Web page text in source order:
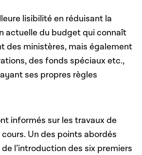
lisibilité en réduisant la
actuelle du budget qui connaît
des ministères, mais également
des fonds spéciaux etc.,
ses propres règles
informés sur les travaux de
Un des points abordés
l’introduction des six premiers